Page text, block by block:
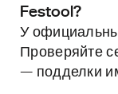
Festool?
У
Проверяйте
— подделки